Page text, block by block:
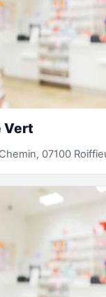
Vert
07100